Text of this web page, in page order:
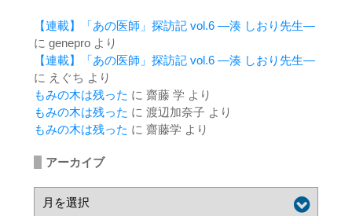
【連載】「あの医師」探訪記 vol.6 ―湊 しおり先生―
に geneproより
【連載】「あの医師」探訪記 vol.6 ―湊 しおり先生―
に えぐち より
もみの木は残った に 齋藤 学 より
もみの木は残った に 渡辺加奈子より
もみの木は残った に 齋藤学 より
アーカイブ